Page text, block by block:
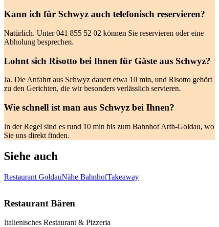
Kann ich für Schwyz auch telefonisch reservieren?
Natürlich. Unter 041 855 52 02 können Sie reservieren oder eine
Abholung besprechen.
Lohnt sich Risotto bei Ihnen für Gäste aus Schwyz?
Ja. Die Anfahrt aus Schwyz dauert etwa 10 min, und Risotto gehört
zu den Gerichten, die wir besonders verlässlich servieren.
Wie schnell ist man aus Schwyz bei Ihnen?
In der Regel sind es rund 10 min bis zum Bahnhof Arth-Goldau, wo
Sie uns direkt finden.
Siehe auch
Restaurant GoldauNähe BahnhofTakeaway
Restaurant Bären
Italienisches Restaurant & Pizzeria